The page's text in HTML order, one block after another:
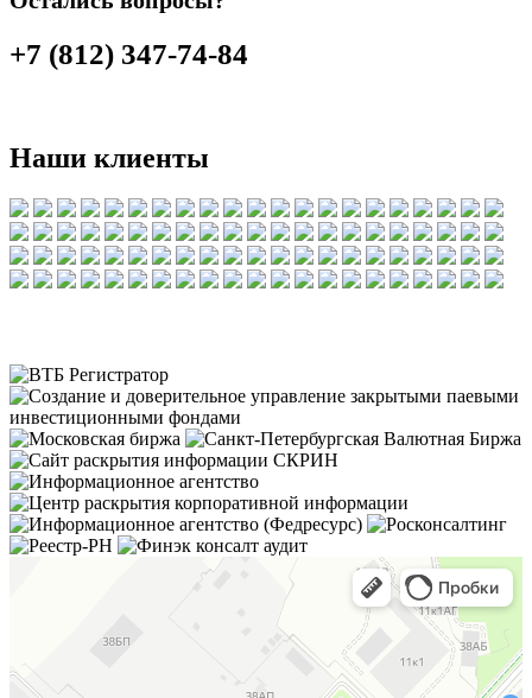
+7 (812) 347-74-84
Наши клиенты